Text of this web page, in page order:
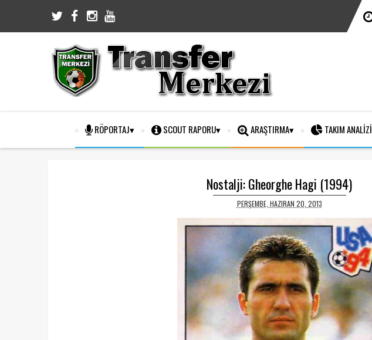
RÖPORTAJ SCOUT RAPORU ARAŞTIRMA TAKIM ANALİZİ
Nostalji: Gheorghe Hagi (1994)
PERŞEMBE, HAZIRAN 20, 2013